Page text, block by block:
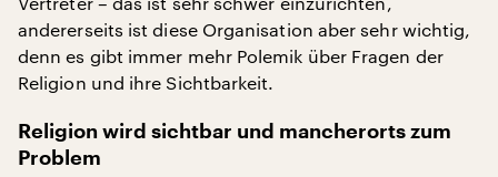
andererseits ist diese Organisation aber sehr wichtig,
denn es gibt immer mehr Polemik über Fragen der
Religion und ihre Sichtbarkeit.
Religion wird sichtbar und mancherorts zum
Problem